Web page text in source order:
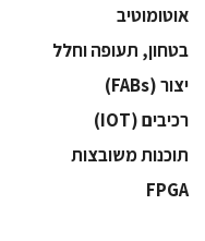
אוטומוטיב
בטחון, תעופה וחלל
‫יצור (‪(FABs‬‬
‫רכיבים‬ (IOT)
‫תוכנות משובצות‬
‫‪FPGA‬‬